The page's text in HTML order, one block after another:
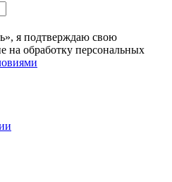
я подтверждаю свою
на обработку персональных